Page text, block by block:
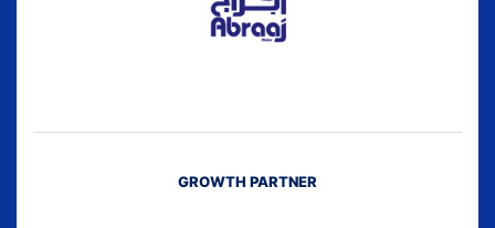
GROWTH PARTNER